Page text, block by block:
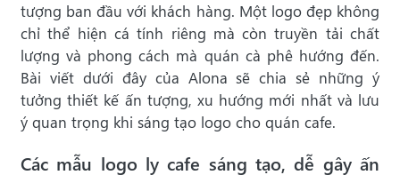
tượng ban đầu với khách hàng. Một logo đẹp không
chỉ thể hiện cá tính riêng mà còn truyền tải chất
lượng và phong cách mà quán cà phê hướng đến.
Bài viết dưới đây của Alona sẽ chia sẻ những ý
tưởng thiết kế ấn tượng, xu hướng mới nhất và lưu
ý quan trọng khi sáng tạo logo cho quán cafe.
Các mẫu logo ly cafe sáng tạo, dễ gây ấn